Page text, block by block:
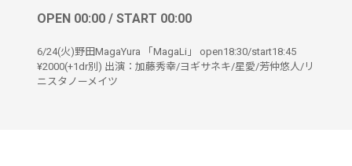
OPEN 00:00 / START 00:00
6/24(火)野田MagaYura 「MagaLi」 open18:30/start18:45
¥2000(+1dr別) 出演：加藤秀幸/ヨギサネキ/星愛/芳仲悠人/リ
ニスタノーメイツ